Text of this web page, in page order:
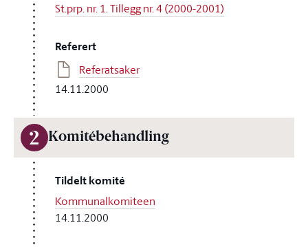
St.prp. nr. 1. Tillegg nr. 4 (2000-2001)
Referert
Referatsaker
14.11.2000
2 Komitébehandling
Tildelt komité
Kommunalkomiteen
14.11.2000